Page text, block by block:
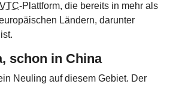
VTC-Plattform, die bereits in mehr als
Ländern, darunter
schon in China
Neuling auf diesem Gebiet. Der